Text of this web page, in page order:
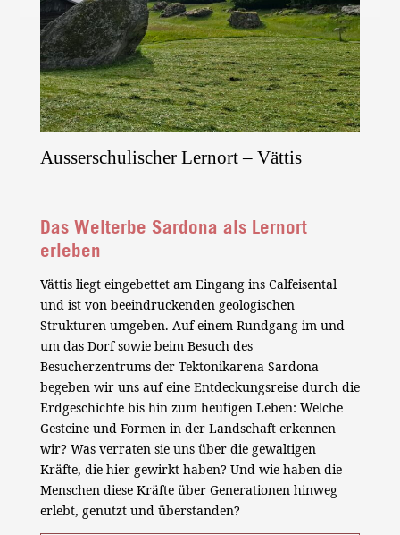
Ausserschulischer Lernort – Vättis
Das Welterbe Sardona als Lernort
erleben
Vättis liegt eingebettet am Eingang ins Calfeisental
und ist von beeindruckenden geologischen
Strukturen umgeben. Auf einem Rundgang im und
um das Dorf sowie beim Besuch des
Besucherzentrums der Tektonikarena Sardona
begeben wir uns auf eine Entdeckungsreise durch die
Erdgeschichte bis hin zum heutigen Leben: Welche
Gesteine und Formen in der Landschaft erkennen
wir? Was verraten sie uns über die gewaltigen
Kräfte, die hier gewirkt haben? Und wie haben die
Menschen diese Kräfte über Generationen hinweg
erlebt, genutzt und überstanden?